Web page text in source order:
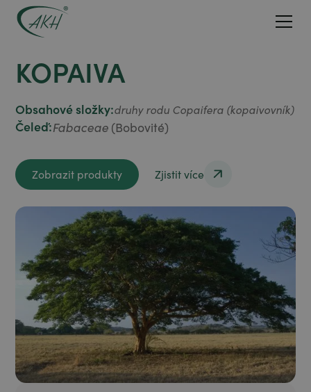
KOPAIVA
Obsahové složky:druhy rodu Copaifera (kopaivovník)
Čeleď:Fabaceae (Bobovité)
Zobrazit produkty
Zobrazit produkty
Zjistit více